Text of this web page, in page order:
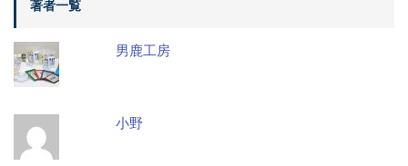
著者一覧
男鹿工房
小野